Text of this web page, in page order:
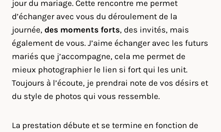
jour du mariage. Cette rencontre me permet
d’échanger avec vous du déroulement de la
journée, des moments forts, des invités, mais
également de vous. J’aime échanger avec les futurs
mariés que j’accompagne, cela me permet de
mieux photographier le lien si fort qui les unit.
Toujours à l’écoute, je prendrai note de vos désirs et
du style de photos qui vous ressemble.
La prestation débute et se termine en fonction de